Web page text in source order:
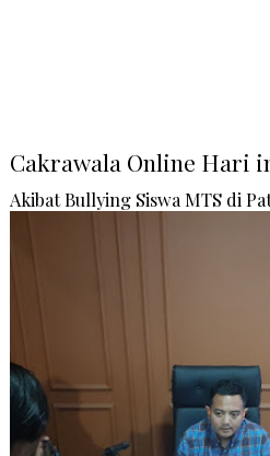
Cakrawala Online Hari
Akibat Bullying Siswa MTS di